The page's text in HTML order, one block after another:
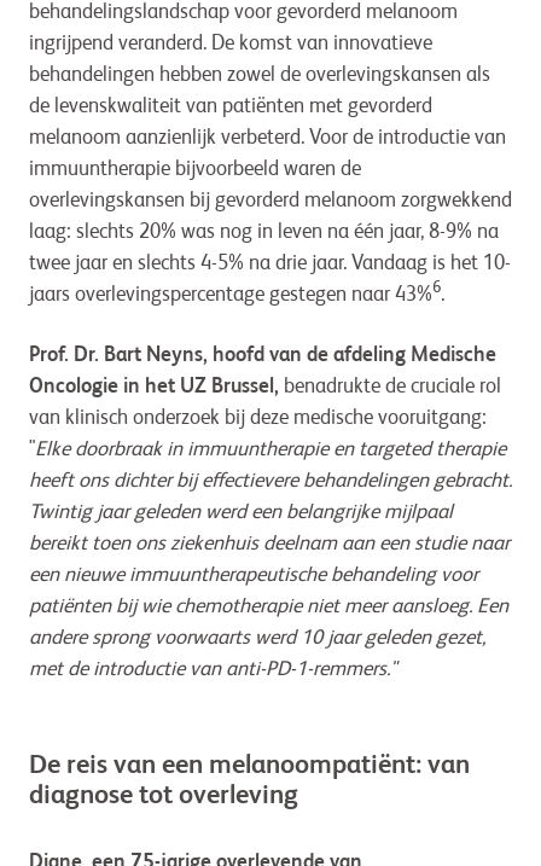
behandelingslandschap voor gevorderd melanoom
ingrijpend veranderd. De komst van innovatieve
behandelingen hebben zowel de overlevingskansen als
de levenskwaliteit van patiënten met gevorderd
melanoom aanzienlijk verbeterd. Voor de introductie van
immuuntherapie bijvoorbeeld waren de
overlevingskansen bij gevorderd melanoom zorgwekkend
laag: slechts 20% was nog in leven na één jaar, 8-9% na
twee jaar en slechts 4-5% na drie jaar. Vandaag is het 10-
jaars overlevingspercentage gestegen naar 43%6.
Prof. Dr. Bart Neyns, hoofd van de afdeling Medische
Oncologie in het UZ Brussel, benadrukte de cruciale rol
van klinisch onderzoek bij deze medische vooruitgang:
"Elke doorbraak in immuuntherapie en targeted therapie
heeft ons dichter bij effectievere behandelingen gebracht.
Twintig jaar geleden werd een belangrijke mijlpaal
bereikt toen ons ziekenhuis deelnam aan een studie naar
een nieuwe immuuntherapeutische behandeling voor
patiënten bij wie chemotherapie niet meer aansloeg. Een
andere sprong voorwaarts werd 10 jaar geleden gezet,
met de introductie van anti-PD-1-remmers."
De reis van een melanoompatiënt: van
diagnose tot overleving